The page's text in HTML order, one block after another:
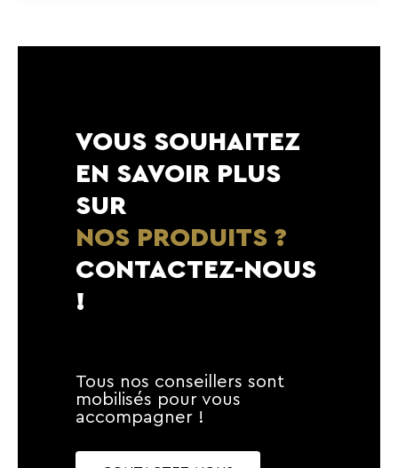
VOUS SOUHAITEZ
EN SAVOIR PLUS
SUR
NOS PRODUITS ?
CONTACTEZ-NOUS
!
Tous nos conseillers sont
mobilisés pour vous
accompagner !